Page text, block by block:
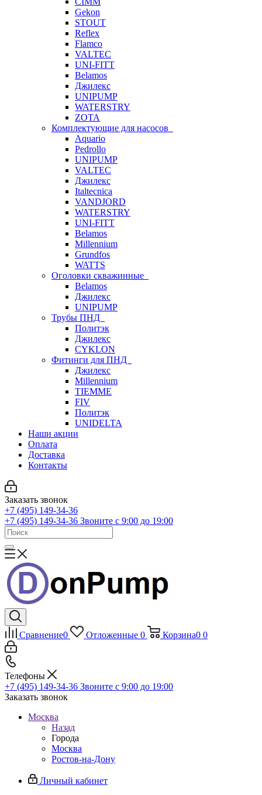
Gekon
STOUT
Reflex
Flamco
VALTEC
UNI-FITT
Belamos
Джилекс
UNIPUMP
WATERSTRY
ZOTA
Комплектующие для насосов
Aquario
Pedrollo
UNIPUMP
VALTEC
Джилекс
Italtecnica
VANDJORD
WATERSTRY
UNI-FITT
Belamos
Millennium
Grundfos
WATTS
Оголовки скважинные
Belamos
Джилекс
UNIPUMP
Трубы ПНД
Политэк
Джилекс
CYKLON
Фитинги для ПНД
Джилекс
Millennium
TIEMME
FIV
Политэк
UNIDELTA
Наши акции
Оплата
Доставка
Контакты
Заказать звонок
+7 (495) 149-34-36
+7 (495) 149-34-36 Звоните с 9:00 до 19:00
Сравнение0 Отложенные 0 Корзина0 0
Телефоны
+7 (495) 149-34-36 Звоните с 9:00 до 19:00
Заказать звонок
Москва
Назад
Города
Москва
Ростов-на-Дону
Личный кабинет